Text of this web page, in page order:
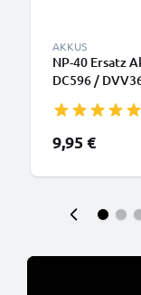
AKKUS
NP-40 Ersatz
DC596 /
Kameraakku
9,95 €